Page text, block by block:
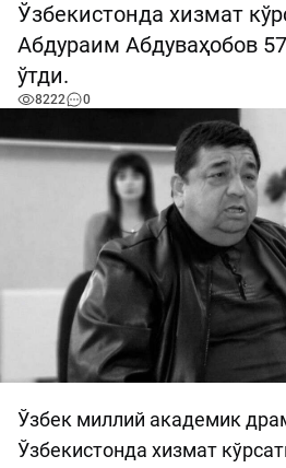
Ўзбекистонда хизмат
Абдураим Абдуваҳобов
ўтди.
8222 0
Ўзбек миллий академик
Ўзбекистонда хизмат